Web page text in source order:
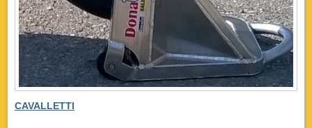
CAVALLETTI